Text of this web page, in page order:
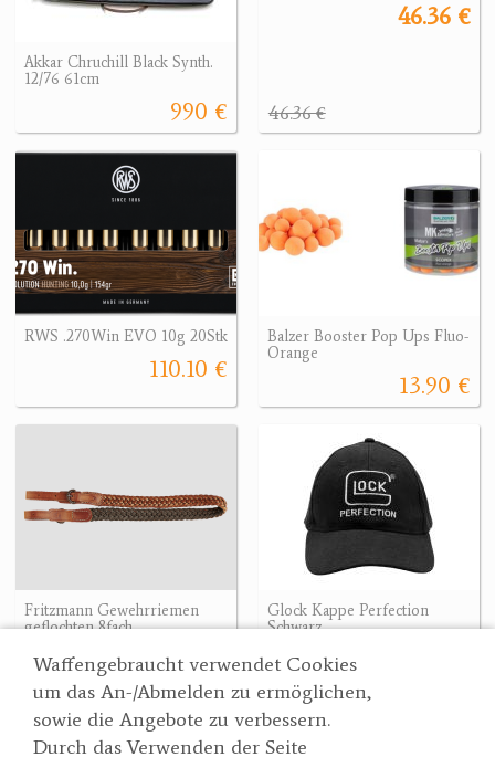
Waffengebraucht verwendet Cookies
um das An-/Abmelden zu ermöglichen,
sowie die Angebote zu verbessern.
Durch das Verwenden der Seite
Akkar Chruchill Black Synth.
12/76 61cm
990 €
46.36 €
46.36 €
RWS .270Win EVO 10g 20Stk
110.10 €
Balzer Booster Pop Ups Fluo-
Orange
13.90 €
Fritzmann Gewehrriemen
geflochten 8fach
56 €
Glock Kappe Perfection
Schwarz